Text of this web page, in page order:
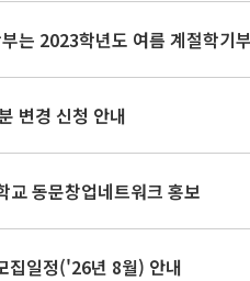
는 2023학년도 여름 계절학기
변경 신청 안내
교 동문창업네트워크 홍보
집일정('26년 8월) 안내